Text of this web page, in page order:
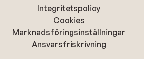
Integritetspolicy
Cookies
Marknadsföringsinställningar
Ansvarsfriskrivning